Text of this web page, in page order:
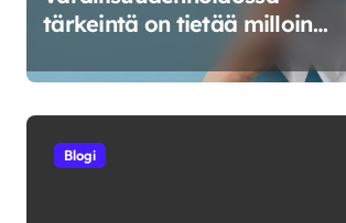
tärkeintä on tietää milloin
riskeerata ja milloin luovuttaa
Blogi